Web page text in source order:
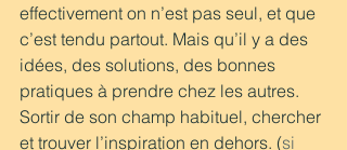
effectivement on n’est pas seul, et que
c’est tendu partout. Mais qu’il y a des
idées, des solutions, des bonnes
pratiques à prendre chez les autres.
Sortir de son champ habituel, chercher
et trouver l’inspiration en dehors. (si